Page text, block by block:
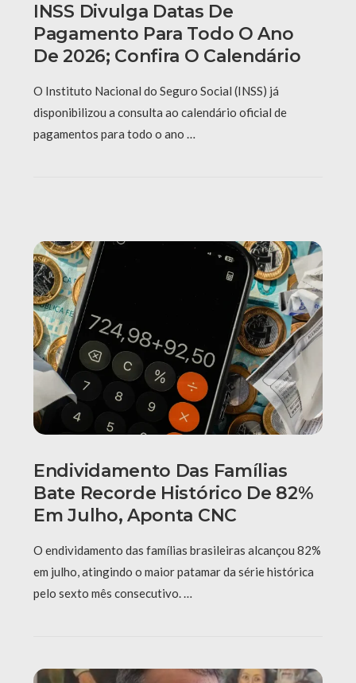
INSS Divulga Datas De
Pagamento Para Todo O Ano
De 2026; Confira O Calendário
O Instituto Nacional do Seguro Social (INSS) já
disponibilizou a consulta ao calendário oficial de
pagamentos para todo o ano …
Endividamento Das Famílias
Bate Recorde Histórico De 82%
Em Julho, Aponta CNC
O endividamento das famílias brasileiras alcançou 82%
em julho, atingindo o maior patamar da série histórica
pelo sexto mês consecutivo. …